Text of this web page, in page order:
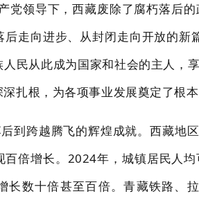
党领导下，西藏废除了腐朽落后的
后走向进步、从封闭走向开放的新
民从此成为国家和社会的主人，
扎根，为各项事业发展奠定了根本
到跨越腾飞的辉煌成就。西藏地
倍增长。 2024年，城镇居民人
长数十倍甚至百倍。青藏铁路、